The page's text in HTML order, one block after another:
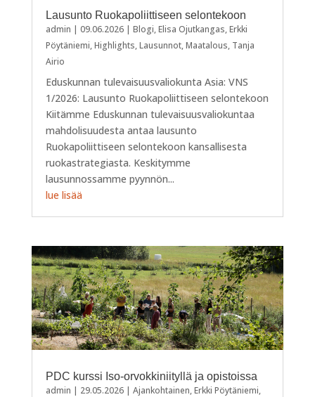
Lausunto Ruokapoliittiseen selontekoon
admin | 09.06.2026| Blogi,Elisa Ojutkangas,Erkki
Pöytäniemi,Highlights,Lausunnot,Maatalous, Tanja
Airio
Eduskunnan tulevaisuusvaliokunta Asia: VNS
1/2026: Lausunto Ruokapoliittiseen selontekoon
Kiitämme Eduskunnan tulevaisuusvaliokuntaa
mahdolisuudesta antaa lausunto
Ruokapoliittiseen selontekoon kansallisesta
ruokastrategiasta. Keskitymme
lausunnossamme pyynnön...
lue lisää
PDC kurssi Iso-orvokkiniityllä ja opistoissa
admin | 29.05.2026| Ajankohtainen,Erkki Pöytäniemi,